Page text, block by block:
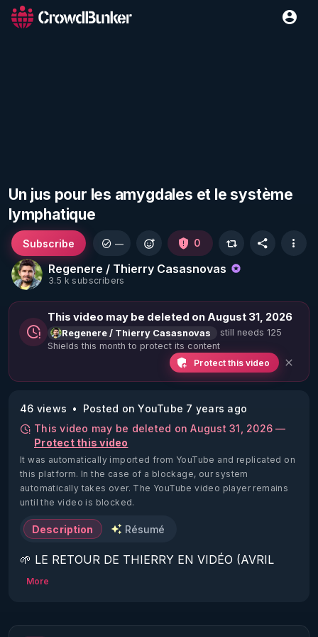
Un jus pour les amygdales et le système
lymphatique
Regenere / Thierry Casasnovas
3.5 k subscribers
Subscribe — 0
This video may be deleted on August 31, 2026
Regenere / Thierry Casasnovas
still needs 125
Shields this month to protect its content
Protect this video
46 views
Posted on YouTube 7 years ago
This video may be deleted on August 31, 2026 —
Protect this video
It was automatically imported from YouTube and replicated on
this platform. In the case of a blockage, our system
automatically takes over. The YouTube video player remains
until the video is blocked.
Description Résumé
🌱 LE RETOUR DE THIERRY EN VIDÉO (AVRIL
2022)!
https://www.rgnr.fr/presentation.html
More